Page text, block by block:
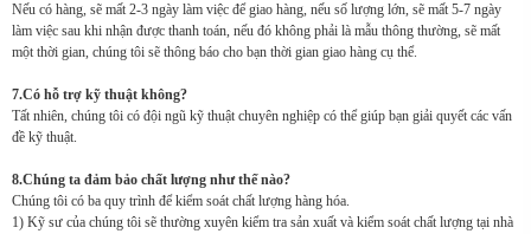
Nếu có hàng, sẽ mất 2-3 ngày làm việc để giao hàng, nếu số lượng lớn, sẽ mất 5-7 ngày
làm việc sau khi nhận được thanh toán, nếu đó không phải là mẫu thông thường, sẽ mất
một thời gian, chúng tôi sẽ thông báo cho bạn thời gian giao hàng cụ thể.
7.Có hỗ trợ kỹ thuật không?
Tất nhiên, chúng tôi có đội ngũ kỹ thuật chuyên nghiệp có thể giúp bạn giải quyết các vấn
đề kỹ thuật.
8.Chúng ta đảm bảo chất lượng như thế nào?
Chúng tôi có ba quy trình để kiểm soát chất lượng hàng hóa.
1) Kỹ sư của chúng tôi sẽ thường xuyên kiểm tra sản xuất và kiểm soát chất lượng tại nhà